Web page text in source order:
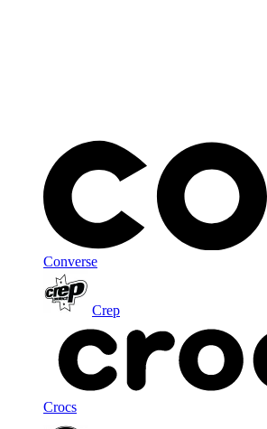
Converse
Crep
Crocs